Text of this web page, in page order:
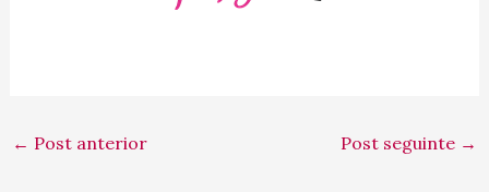
← Post anterior Post seguinte →